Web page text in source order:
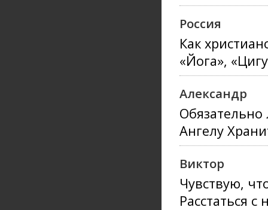
Россия
Как
«Йога»,
Александр
Ангелу
Виктор
Чувствую,
Расстаться